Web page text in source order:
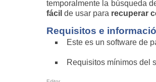
temporalmente la búsqueda
fácil de usar para recuperar
Requisitos e
Este es un software de
Requisitos mínimos del